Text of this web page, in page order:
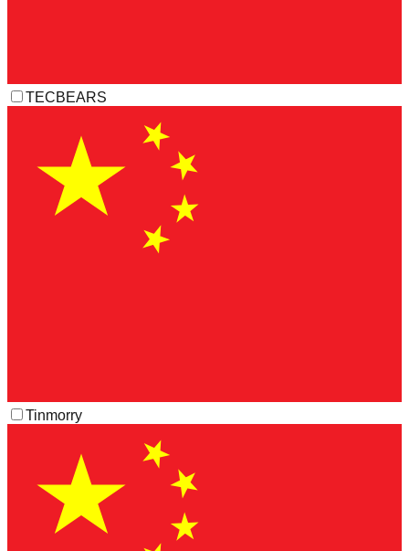
TECBEARS
Tinmorry